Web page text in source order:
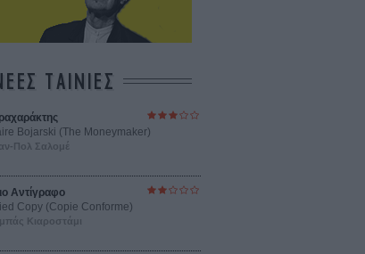
ΤΑΙΝΙΕΣ
Bojarski (The Moneymaker)
Πολ Σαλομέ
Αντίγραφο
Copy (Copie Conforme)
Κιαροστάμι